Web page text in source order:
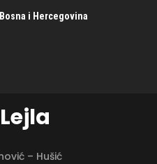
i Hercegovina
– Hušić